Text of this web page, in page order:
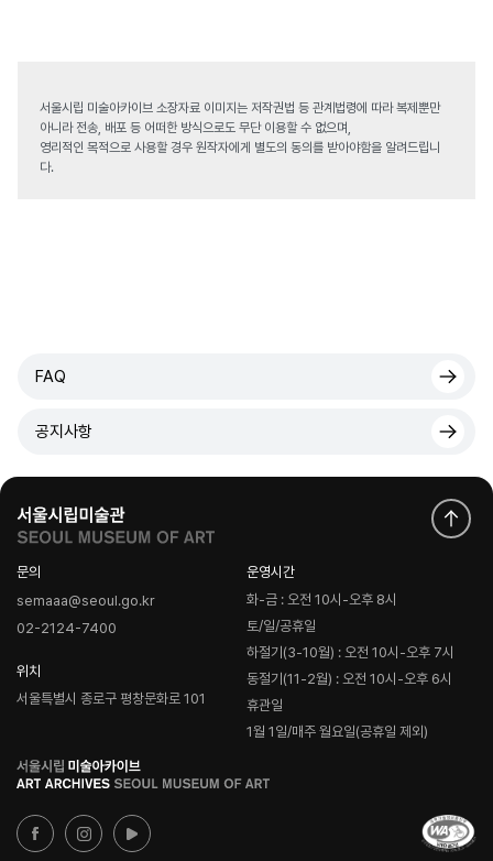
서울시립 미술아카이브 소장자료 이미지는 저작권법 등 관계법령에 따라 복제뿐만
아니라 전송, 배포 등 어떠한 방식으로도 무단 이용할 수 없으며,
영리적인 목적으로 사용할 경우 원작자에게 별도의 동의를 받아야함을 알려드립니
다.
FAQ
공지사항
문의
semaaa@seoul.go.kr
02-2124-7400
위치
서울특별시 종로구 평창문화로 101
운영시간
화-금 : 오전 10시-오후 8시
토/일/공휴일
하절기(3-10월) : 오전 10시-오후 7시
동절기(11-2월) : 오전 10시-오후 6시
휴관일
1월 1일/매주 월요일(공휴일 제외)
로
고